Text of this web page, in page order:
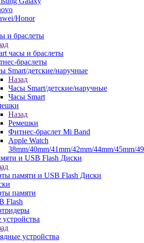
Honor
и браслеты
часы и браслеты
браслеты
Smart/детские/наручные
Назад
Часы Smart/детские/наручные
Часы Smart
Назад
Ремешки
Фитнес-браслет Mi Band
Apple Watch
38mm/40mm/41mm/42mm/44mm/45mm/
и USB Flash Диски
памяти и USB Flash Диски
памяти
Flash
устройства